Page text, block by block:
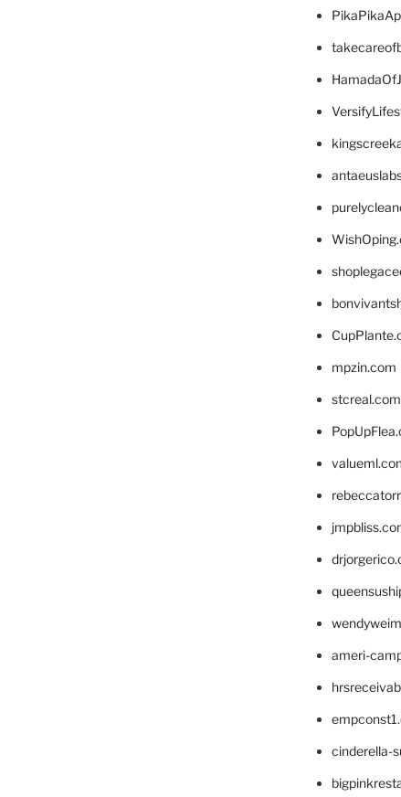
mpzin.com
stcreal.com
ameri-
cinderella-